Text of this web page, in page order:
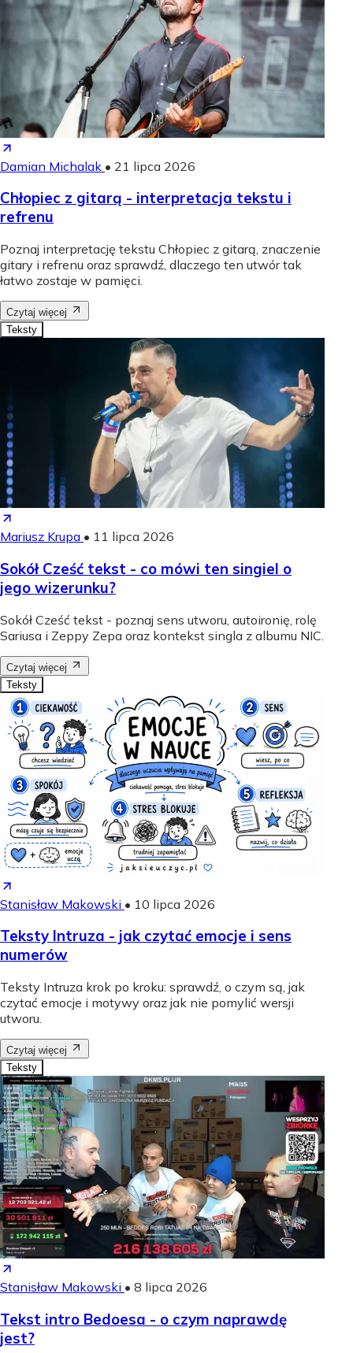
Damian Michalak • 21 lipca 2026
Chłopiec z gitarą - interpretacja tekstu i
refrenu
Poznaj interpretację tekstu Chłopiec z gitarą, znaczenie
gitary i refrenu oraz sprawdź, dlaczego ten utwór tak
łatwo zostaje w pamięci.
Czytaj więcej
Teksty
Mariusz Krupa • 11 lipca 2026
Sokół Cześć tekst - co mówi ten singiel o
jego wizerunku?
Sokół Cześć tekst - poznaj sens utworu, autoironię, rolę
Sariusa i Zeppy Zepa oraz kontekst singla z albumu NIC.
Czytaj więcej
Teksty
Stanisław Makowski • 10 lipca 2026
Teksty Intruza - jak czytać emocje i sens
numerów
Teksty Intruza krok po kroku: sprawdź, o czym są, jak
czytać emocje i motywy oraz jak nie pomylić wersji
utworu.
Czytaj więcej
Teksty
Stanisław Makowski • 8 lipca 2026
Tekst intro Bedoesa - o czym naprawdę
jest?